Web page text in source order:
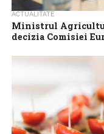
ACTUALITATE
Ministrul
decizia Comisiei
România va fi protejată
stopare a importurilor
ulei de floarea-